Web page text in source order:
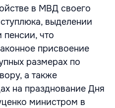
в МВД своего
выделении
что
присвоение
размерах по
а также
на празднование Дня
министром в